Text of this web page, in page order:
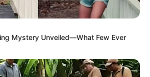
Mystery Unveiled—What Few Ever